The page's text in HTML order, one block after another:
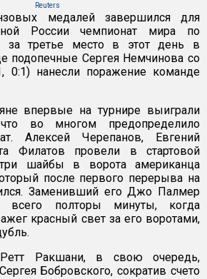
Reuters
медалей завершился для
России чемпионат мира по
за третье место в этот день в
подопечные Сергея Немчинова со
0:1) нанесли поражение команде
впервые на турнире выиграли
во многом предопределило
Алексей Черепанов, Евгений
Филатов провели в стартовой
три шайбы в ворота американца
после первого перерыва на
Заменивший его Джо Палмер
всего полторы минуты, когда
красный свет за его воротами,
Ракшани, в свою очередь,
Бобровского, сократив счето